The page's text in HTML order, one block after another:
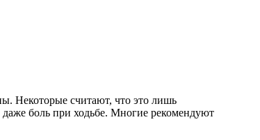
Некоторые считают, что это лишь
боль при ходьбе. Многие рекомендуют